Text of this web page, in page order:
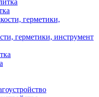
герметики, инструмент